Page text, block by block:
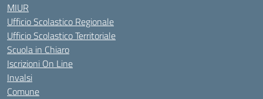
MIUR
Ufficio Scolastico Regionale
Ufficio Scolastico Territoriale
Scuola in Chiaro
Iscrizioni On Line
Invalsi
Comune